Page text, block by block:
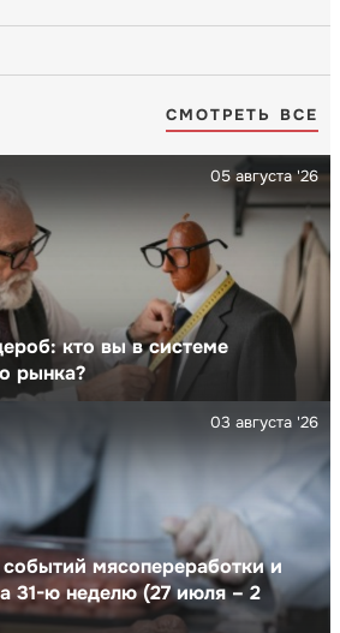
СМОТРЕТЬ ВСЕ
кто вы в системе
рынка?
05 августа '26
мясопереработки и
31-ю неделю (27 июля – 2
03 августа '26